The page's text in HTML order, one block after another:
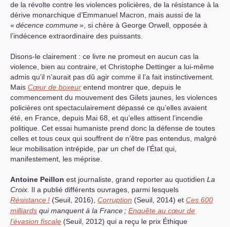
de la révolte contre les violences policières, de la résistance à la
dérive monarchique d’Emmanuel Macron, mais aussi de la
« décence commune», si chère à George Orwell, opposée à
l’indécence extraordinaire des puissants.
Disons-le clairement : ce livre ne promeut en aucun cas la
violence, bien au contraire, et Christophe Dettinger a lui-même
admis qu’il n’aurait pas dû agir comme il l’a fait instinctivement.
Mais Cœur de boxeur entend montrer que, depuis le
commencement du mouvement des Gilets jaunes, les violences
policières ont spectaculairement dépassé ce qu’elles avaient
été, en France, depuis Mai 68, et qu’elles attisent l’incendie
politique. Cet essai humaniste prend donc la défense de toutes
celles et tous ceux qui souffrent de n’être pas entendus, malgré
leur mobilisation intrépide, par un chef de l’État qui,
manifestement, les méprise.
Antoine Peillon est journaliste, grand reporter au quotidien La
Croix . Il a publié différents ouvrages, parmi lesquels
Résistance ! (Seuil, 2016), Corruption (Seuil, 2014) et Ces 600
milliards qui manquent à la France ; Enquête au cœur de
l’évasion fiscale (Seuil, 2012) qui a reçu le prix Éthique